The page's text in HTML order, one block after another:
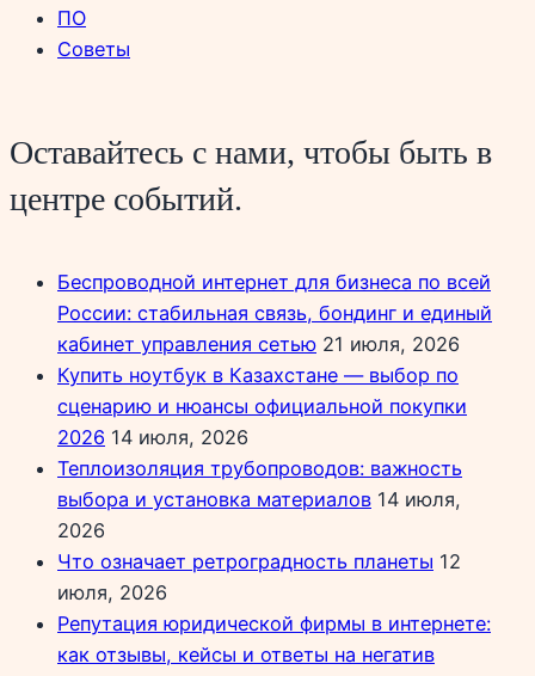
ПО
Советы
Оставайтесь с нами, чтобы быть в
центре событий.
Беспроводной интернет для бизнеса по всей
России: стабильная связь, бондинг и единый
кабинет управления сетью 21 июля, 2026
Купить ноутбук в Казахстане — выбор по
сценарию и нюансы официальной покупки
2026 14 июля, 2026
Теплоизоляция трубопроводов: важность
выбора и установка материалов 14 июля,
2026
Что означает ретроградность планеты 12
июля, 2026
Репутация юридической фирмы в интернете:
как отзывы, кейсы и ответы на негатив